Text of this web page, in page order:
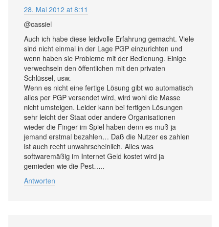
28. Mai 2012 at 8:11
@cassiel
Auch ich habe diese leidvolle Erfahrung gemacht. Viele
sind nicht einmal in der Lage PGP einzurichten und
wenn haben sie Probleme mit der Bedienung. Einige
verwechseln den öffentlichen mit den privaten
Schlüssel, usw.
Wenn es nicht eine fertige Lösung gibt wo automatisch
alles per PGP versendet wird, wird wohl die Masse
nicht umsteigen. Leider kann bei fertigen Lösungen
sehr leicht der Staat oder andere Organisationen
wieder die Finger im Spiel haben denn es muß ja
jemand erstmal bezahlen… Daß die Nutzer es zahlen
ist auch recht unwahrscheinlich. Alles was
softwaremäßig im Internet Geld kostet wird ja
gemieden wie die Pest…..
Antworten